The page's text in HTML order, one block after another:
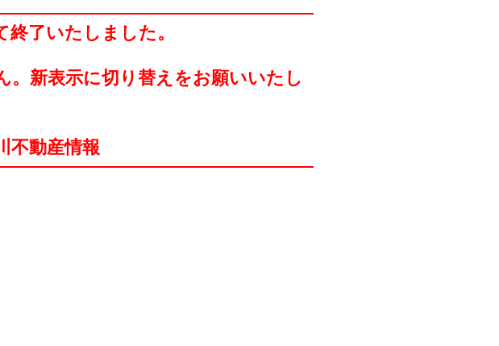
終了いたしました。
。新表示に切り替えをお願いいたし
不動産情報